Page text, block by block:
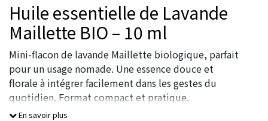
Huile essentielle de Lavande
Maillette BIO – 10 ml
Mini-flacon de lavande Maillette biologique, parfait
pour un usage nomade. Une essence douce et
florale à intégrer facilement dans les gestes du
quotidien. Format compact et pratique.
La lavande Maillette est une variété reconnue pour
En savoir plus